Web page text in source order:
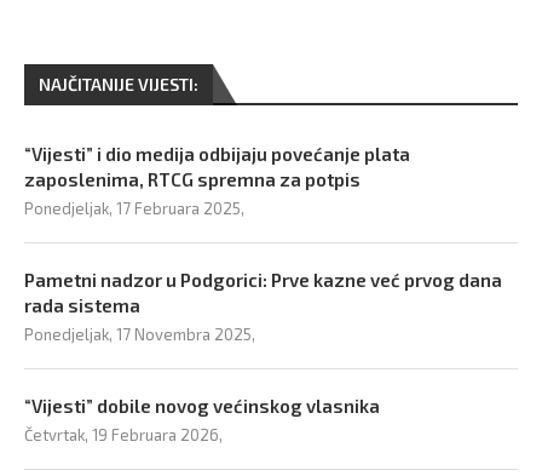
NAJČITANIJE VIJESTI:
“Vijesti” i dio medija odbijaju povećanje plata
zaposlenima, RTCG spremna za potpis
Ponedjeljak, 17 Februara 2025,
Pametni nadzor u Podgorici: Prve kazne već prvog dana
rada sistema
Ponedjeljak, 17 Novembra 2025,
“Vijesti” dobile novog većinskog vlasnika
Četvrtak, 19 Februara 2026,